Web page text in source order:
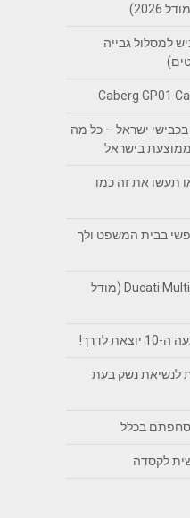
למסלול גבייה
ישראל – כל מה
בישראל
תעשו את זה כמו
בבית המשפט ולך
מיצו רוכב על Ducati Multistrada V2S (מודל
לדרך!
לנשיאת נשק בעת